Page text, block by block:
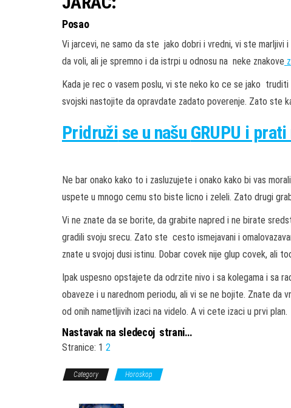
Posao
Vi jarcevi, ne samo da ste jako dobri i vredni, vi ste marljivi
da voli, ali je spremno i da istrpi u odnosu na neke znakove
Kada je rec o vasem poslu, vi ste neko ko ce se jako
svojski nastojite da opravdate zadato poverenje. Zato ste
Pridruži se u našu GRUPU i prati
Ne bar onako kako to i zasluzujete i onako kako bi vas
uspete u mnogo cemu sto biste licno i zeleli. Zato drugi
Vi ne znate da se borite, da grabite napred i ne birate
gradili svoju srecu. Zato ste cesto ismejavani i
znate u svojoj dusi istinu. Dobar covek nije glup covek, ali
Ipak uspesno opstajete da odrzite nivo i sa kolegama i sa
obaveze i u narednom periodu, ali vi se ne bojite. Znate
od onih nametljivih izaci na videlo. A vi cete izaci u prvi plan.
Nastavak na sledecoj strani…
Stranice: 1 2
Category Horoskop